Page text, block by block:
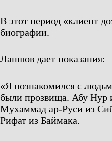
В этот период «клиент
биографии.
Лапшов дает показания:
«Я познакомился с
были прозвища. Абу Нур
Мухаммад ар-Руси из
Рифат из Баймака.